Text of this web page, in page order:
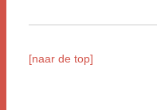
[naar de top]